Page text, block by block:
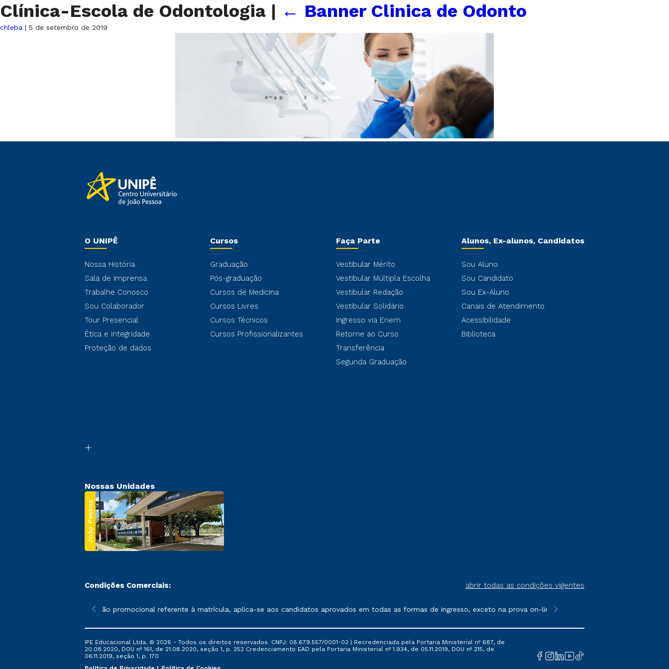
Clínica-Escola de Odontologia | ← Banner Clinica de Odonto
chleba | 5 de setembro de 2019
O UNIPÊ
Nossa História
Sala de Imprensa
Trabalhe Conosco
Sou Colaborador
Tour Presencial
Ética e Integridade
Proteção de dados
Cursos
Graduação
Pós-graduação
Cursos de Medicina
Cursos Livres
Cursos Técnicos
Cursos Profissionalizantes
Faça Parte
Vestibular Mérito
Vestibular Múltipla Escolha
Vestibular Redação
Vestibular Solidário
Ingresso via Enem
Retorne ao Curso
Transferência
Segunda Graduação
Alunos, Ex-alunos, Candidatos
Sou Aluno
Sou Candidato
Sou Ex-Aluno
Canais de Atendimento
Acessibilidade
Biblioteca
Nossas Unidades
João Pessoa
Condições Comerciais: abrir todas as condições vigentes
sofrer alterações nos períodos de rematrícula conforme exposto no contrato de prestação de serviços.
*A condição promocional referente à matrícula, aplica-se aos candidatos aprovados em todas as formas de ingresso, exceto na prova on-line ou agendada, que ofertam
**Semipresencial é um formato do
IPE Educacional Ltda. © 2026 - Todos os direitos reservados. CNPJ: 08.679.557/0001-02 | Recredenciada pela Portaria Ministerial nº 687, de
20.08.2020, DOU nº 161, de 21.08.2020, seção 1, p. 252 Credenciamento EAD pela Portaria Ministerial nº 1.934, de 05.11.2019, DOU nº 215, de
06.11.2019, seção 1, p. 170